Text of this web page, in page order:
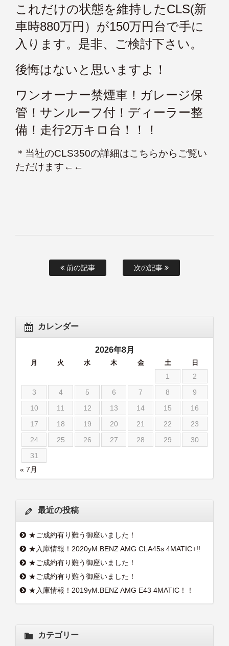
これだけの状態を維持したCLS(新
車時880万円）が150万円台で手に
入ります。是非、ご検討下さい。
後悔はないと思いますよ！
ワンオーナー禁煙車！ガレージ保
管！サンルーフ付！ディーラー整
備！走行2万キロ台！！！
＊ 当社のCLS350の詳細はこちらからご覧い
ただけます ←←
前の記事 次の記事
カレンダー
2026年8月
月 火 水 木 金 土 日
1
2
3
4 5 6 7 8
9
10
11 12 13 14 15
16
17
18 19 20 21 22
23
24
25 26 27 28 29
30
31
« 7月
最近の投稿
★ご成約有り難う御座いました！
★入庫情報！2020yM.BENZ AMG CLA45s 4MATIC+!!
★ご成約有り難う御座いました！
★ご成約有り難う御座いました！
★入庫情報！2019yM.BENZ AMG E43 4MATIC！！
カテゴリー